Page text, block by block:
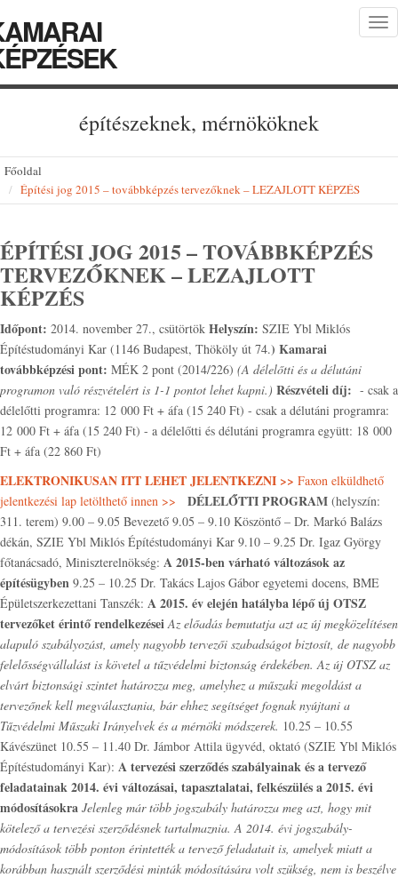
építészeknek, mérnököknek
Főoldal
Építési jog 2015 – továbbképzés tervezőknek – LEZAJLOTT KÉPZÉS
ÉPÍTÉSI JOG 2015 – TOVÁBBKÉPZÉS
TERVEZŐKNEK – LEZAJLOTT
KÉPZÉS
Időpont: 2014. november 27., csütörtök Helyszín: SZIE Ybl Miklós
Építéstudományi Kar (1146 Budapest, Thököly út 74.) Kamarai
továbbképzési pont: MÉK 2 pont (2014/226) (A délelőtti és a délutáni
programon való részvételért is 1-1 pontot lehet kapni.) Részvételi díj: - csak a
délelőtti programra: 12 000 Ft + áfa (15 240 Ft) - csak a délutáni programra:
12 000 Ft + áfa (15 240 Ft) - a délelőtti és délutáni programra együtt: 18 000
Ft + áfa (22 860 Ft)
ELEKTRONIKUSAN ITT LEHET JELENTKEZNI >> Faxon elküldhető
jelentkezési lap letölthető innen >>
DÉLELŐTTI PROGRAM (helyszín:
311. terem) 9.00 – 9.05 Bevezető 9.05 – 9.10 Köszöntő – Dr. Markó Balázs
dékán, SZIE Ybl Miklós Építéstudományi Kar 9.10 – 9.25 Dr. Igaz György
főtanácsadó, Miniszterelnökség: A 2015-ben várható változások az
építésügyben 9.25 – 10.25 Dr. Takács Lajos Gábor egyetemi docens, BME
Épületszerkezettani Tanszék: A 2015. év elején hatályba lépő új OTSZ
tervezőket érintő rendelkezései Az előadás bemutatja azt az új megközelítésen
alapuló szabályozást, amely nagyobb tervezői szabadságot biztosít, de nagyobb
felelősségvállalást is követel a tűzvédelmi biztonság érdekében. Az új OTSZ az
elvárt biztonsági szintet határozza meg, amelyhez a műszaki megoldást a
tervezőnek kell megválasztania, bár ehhez segítséget fognak nyújtani a
Tűzvédelmi Műszaki Irányelvek és a mérnöki módszerek. 10.25 – 10.55
Kávészünet 10.55 – 11.40 Dr. Jámbor Attila ügyvéd, oktató (SZIE Ybl Miklós
Építéstudományi Kar): A tervezési szerződés szabályainak és a tervező
feladatainak 2014. évi változásai, tapasztalatai, felkészülés a 2015. évi
módosításokra Jelenleg már több jogszabály határozza meg azt, hogy mit
kötelező a tervezési szerződésnek tartalmaznia. A 2014. évi jogszabály-
módosítások több ponton érintették a tervező feladatait is, amelyek miatt a
korábban használt szerződési minták módosítására volt szükség, nem is beszélve